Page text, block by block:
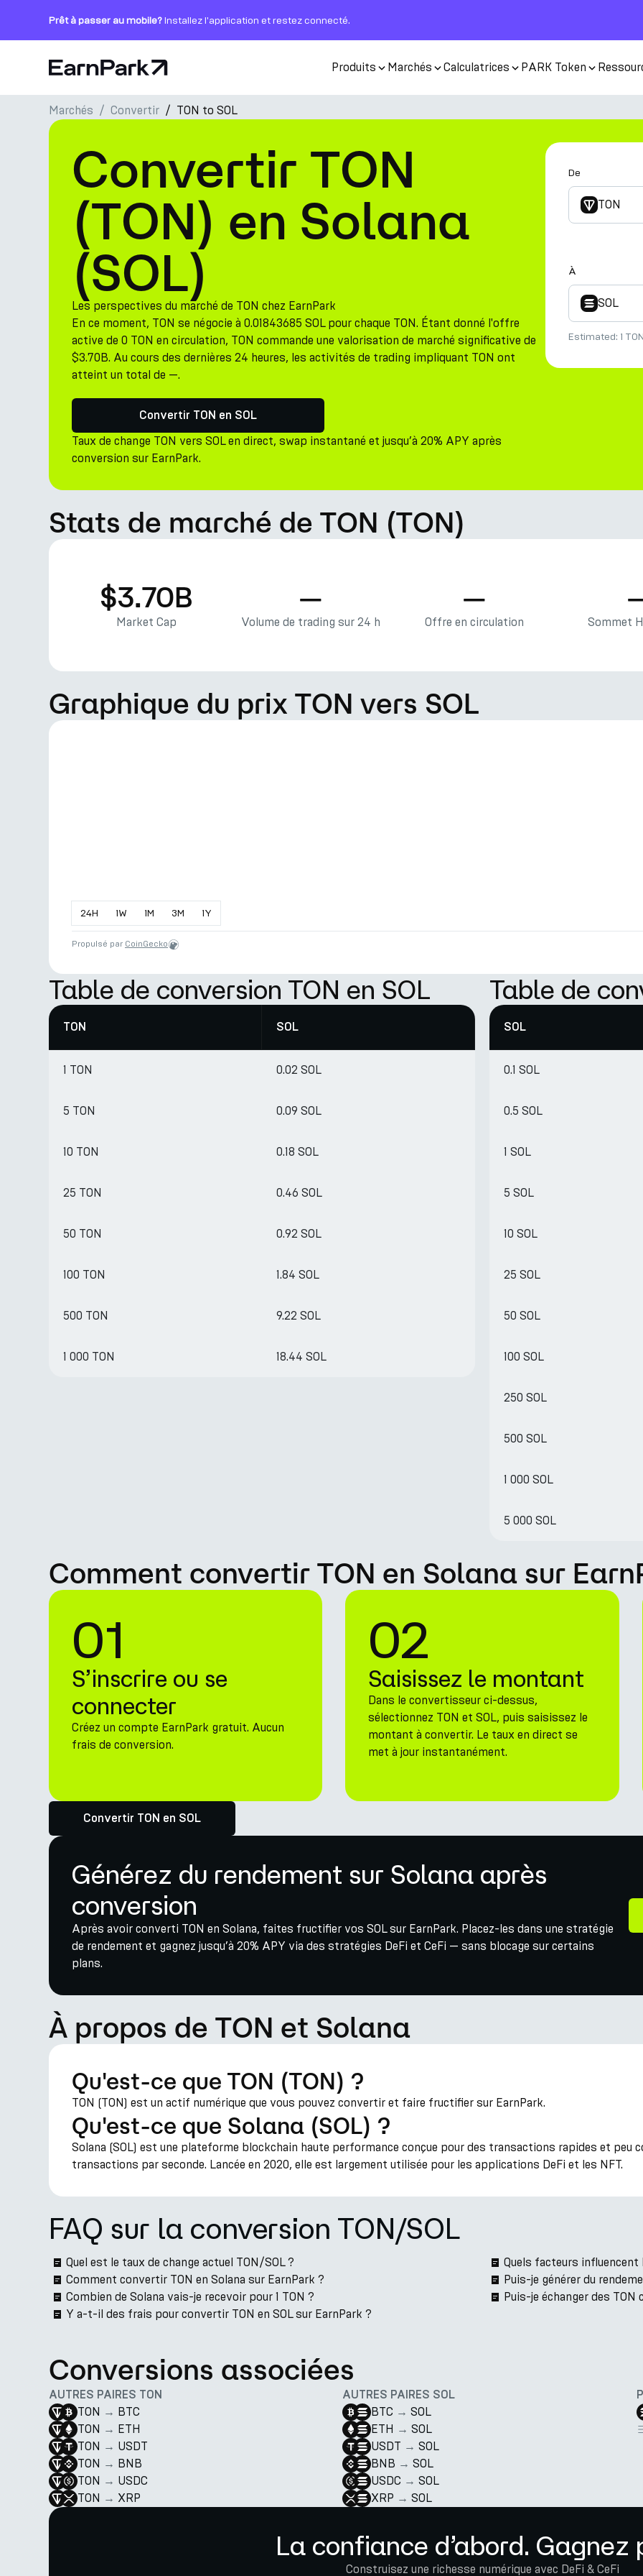
Prêt à passer au mobile?Installez l'application et restez connecté.
Page d'accueil Produits Marchés Calculatrices PARK Token
Produits
Marchés
Calculatrices
PARK Token
Ressources
Entreprise
Marchés Convertir TON to SOL
Convertir TON
(TON) en Solana
(SOL)
Les perspectives du marché de TON chez EarnPark
En ce moment, TON se négocie à 0.01843685 SOL pour chaque TON. Étant donné l'offre
active de 0 TON en circulation, TON commande une valorisation de marché significative de
$3.70B. Au cours des dernières 24 heures, les activités de trading impliquant TON ont
atteint un total de —.
Convertir TON en SOL
Taux de change TON vers SOL en direct, swap instantané et jusqu’à 20% APY après
conversion sur EarnPark.
De
TON
À
SOL
Estimated: 1
Stats de marché de TON (TON)
$3.70B
Market Cap
—
Volume de trading sur 24 h
—
Offre en circulation Sommet
Graphique du prix TON vers SOL
24H 1W 1M 3M 1Y
Propulsé par CoinGecko
Table de conversion TON en SOL
TON SOL
1 TON 0.02 SOL
5 TON 0.09 SOL
10 TON 0.18 SOL
25 TON 0.46 SOL
50 TON 0.92 SOL
100 TON 1.84 SOL
500 TON 9.22 SOL
1 000 TON 18.44 SOL
Table de
SOL
0.1 SOL
0.5 SOL
1 SOL
5 SOL
10 SOL
25 SOL
50 SOL
100 SOL
250 SOL
500 SOL
1 000 SOL
5 000 SOL
Comment convertir TON en Solana sur
01
S’inscrire ou se
connecter
Créez un compte EarnPark gratuit. Aucun
frais de conversion.
02
Saisissez le montant
Dans le convertisseur ci-dessus,
sélectionnez TON et SOL, puis saisissez le
montant à convertir. Le taux en direct se
met à jour instantanément.
Convertir TON en SOL
Générez du rendement sur Solana après
conversion
Après avoir converti TON en Solana, faites fructifier vos SOL sur EarnPark. Placez-les dans une stratégie
de rendement et gagnez jusqu’à 20% APY via des stratégies DeFi et CeFi — sans blocage sur certains
plans.
À propos de TON et Solana
Qu'est-ce que TON (TON) ?
TON (TON) est un actif numérique que vous pouvez convertir et faire fructifier sur EarnPark.
Qu'est-ce que Solana (SOL) ?
Solana (SOL) est une plateforme blockchain haute performance conçue pour des transactions rapides et peu
transactions par seconde. Lancée en 2020, elle est largement utilisée pour les applications DeFi et les NFT.
FAQ sur la conversion TON/SOL
Quel est le taux de change actuel TON/SOL ?
Comment convertir TON en Solana sur EarnPark ?
Combien de Solana vais-je recevoir pour 1 TON ?
Y a-t-il des frais pour convertir TON en SOL sur EarnPark ?
Quels facteurs influencent
Puis-je générer du
Puis-je échanger des TON
Conversions associées
AUTRES PAIRES TON
TON → BTC
TON → ETH
TON → USDT
TON → BNB
TON → USDC
TON → XRP
AUTRES PAIRES SOL
BTC → SOL
ETH → SOL
USDT → SOL
BNB → SOL
USDC → SOL
XRP → SOL
La confiance d’abord. Gagnez
Construisez une richesse numérique avec DeFi & CeFi